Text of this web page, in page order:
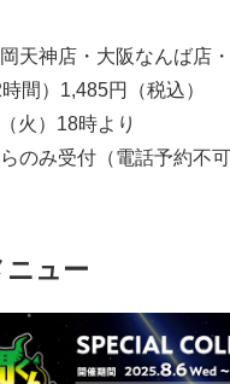
天神店・大阪なんば店
間）1,485円（税込）
火）18時より
のみ受付（電話予約不可
ュー